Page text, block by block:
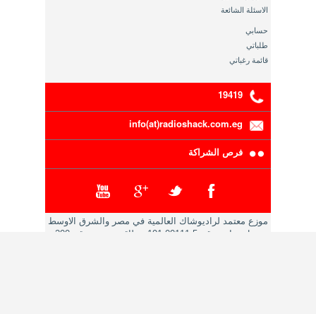
الاسئلة الشائعة
حسابي
طلباتي
قائمة رغباتي
19419
info(at)radioshack.com.eg
فرص الشراكة
موزع معتمد لراديوشاك العالمية في مصر والشرق الاوسط